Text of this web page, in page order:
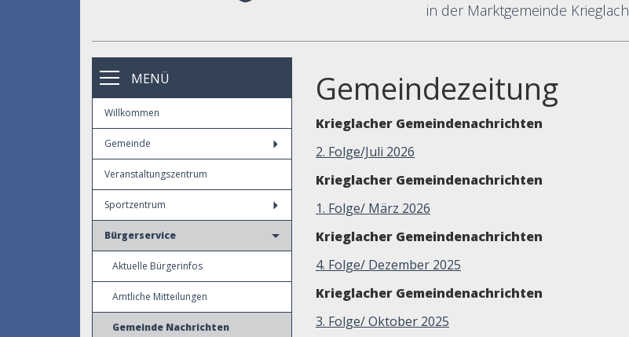
in der Marktgemeinde Krieglach
MENÜ
Willkommen
Gemeinde
Veranstaltungszentrum
Sportzentrum
Bürgerservice
Aktuelle Bürgerinfos
Amtliche Mitteilungen
Gemeinde Nachrichten
Gemeindezeitung
Krieglacher Gemeindenachrichten
2. Folge/Juli 2026
Krieglacher Gemeindenachrichten
1. Folge/ März 2026
Krieglacher Gemeindenachrichten
4. Folge/ Dezember 2025
Krieglacher Gemeindenachrichten
3. Folge/ Oktober 2025